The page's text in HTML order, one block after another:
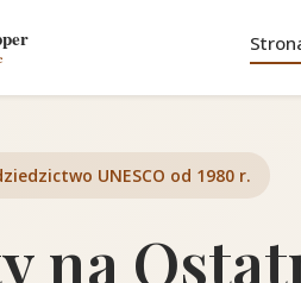
UNESCO od 1980 r.
na